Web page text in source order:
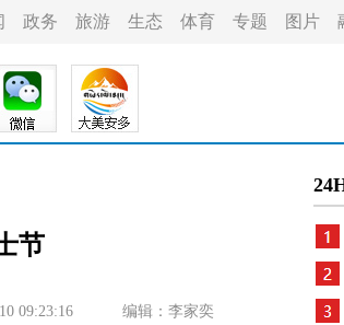
政务 旅游 生态 体育 专题 图片
节
09:23:16 编辑：李家奕